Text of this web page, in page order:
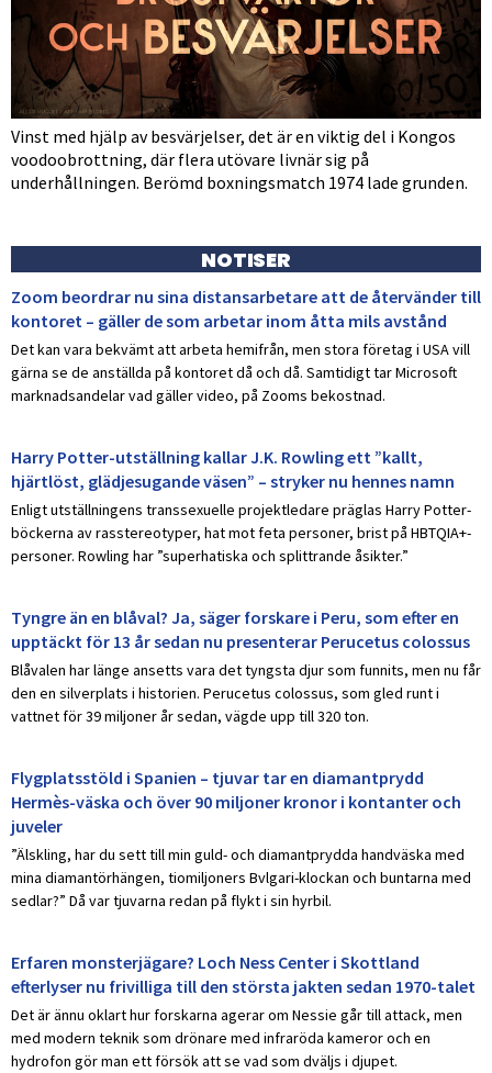
Vinst med hjälp av besvärjelser, det är en viktig del i Kongos
voodoobrottning, där flera utövare livnär sig på
underhållningen. Berömd boxningsmatch 1974 lade grunden.
NOTISER
Zoom beordrar nu sina distansarbetare att de återvänder till
kontoret – gäller de som arbetar inom åtta mils avstånd
Det kan vara bekvämt att arbeta hemifrån, men stora företag i USA vill
gärna se de anställda på kontoret då och då. Samtidigt tar Microsoft
marknadsandelar vad gäller video, på Zooms bekostnad.
Harry Potter-utställning kallar J.K. Rowling ett ”kallt,
hjärtlöst, glädjesugande väsen” – stryker nu hennes namn
Enligt utställningens transsexuelle projektledare präglas Harry Potter-
böckerna av rasstereotyper, hat mot feta personer, brist på HBTQIA+-
personer. Rowling har ”superhatiska och splittrande åsikter.”
Tyngre än en blåval? Ja, säger forskare i Peru, som efter en
upptäckt för 13 år sedan nu presenterar Perucetus colossus
Blåvalen har länge ansetts vara det tyngsta djur som funnits, men nu får
den en silverplats i historien. Perucetus colossus, som gled runt i
vattnet för 39 miljoner år sedan, vägde upp till 320 ton.
Flygplatsstöld i Spanien – tjuvar tar en diamantprydd
Hermès-väska och över 90 miljoner kronor i kontanter och
juveler
”Älskling, har du sett till min guld- och diamantprydda handväska med
mina diamantörhängen, tiomiljoners Bvlgari-klockan och buntarna med
sedlar?” Då var tjuvarna redan på flykt i sin hyrbil.
Erfaren monsterjägare? Loch Ness Center i Skottland
efterlyser nu frivilliga till den största jakten sedan 1970-talet
Det är ännu oklart hur forskarna agerar om Nessie går till attack, men
med modern teknik som drönare med infraröda kameror och en
hydrofon gör man ett försök att se vad som dväljs i djupet.